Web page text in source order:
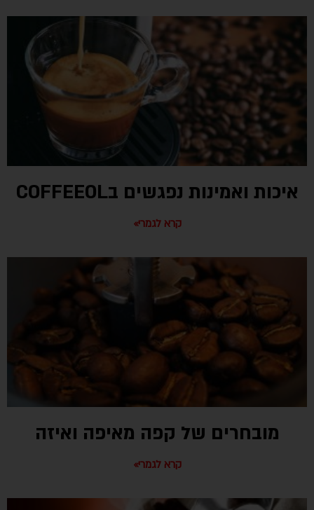
איכות ואמינות נפגשים בCOFFEEOL
קרא לגמרי»
מובחרים של קפה מאיפה ואיזה
קרא לגמרי»